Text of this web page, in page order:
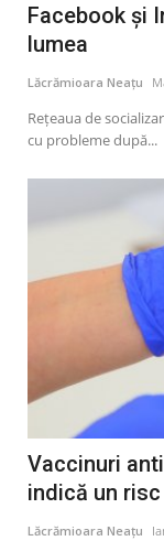
Facebook și
lumea
Lăcrămioara Neațu
Reţeaua de
cu probleme după...
Vaccinuri
indică un risc
Lăcrămioara Neațu